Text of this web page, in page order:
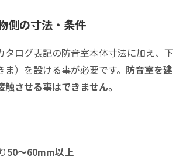
0
金額
側の寸法・条件
タログ表記の防音室本体寸法に加え、下
）を設ける事が必要です。 防音室を建
させる事はできません。
50～60mm以上